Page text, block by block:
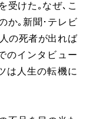
受けた｡なぜ､こ
か｡新聞･テレビ
の死者が出れば
のインタビュー
は人生の転機に